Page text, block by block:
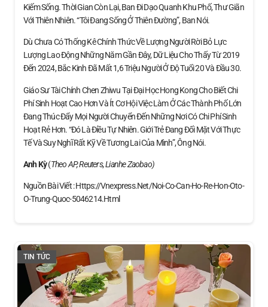
Kiếm Sống. Thời Gian Còn Lại, Ban Đi Dạo Quanh Khu Phố, Thư Giãn
Với Thiên Nhiên. “Tôi Đang Sống Ở Thiên Đường”, Ban Nói.
Dù Chưa Có Thống Kê Chính Thức Về Lượng Người Rời Bỏ Lực
Lượng Lao Động Những Năm Gần Đây, Dữ Liệu Cho Thấy Từ 2019
Đến 2024, Bắc Kinh Đã Mất 1,6 Triệu Người Ở Độ Tuổi 20 Và Đầu 30.
Giáo Sư Tài Chính Chen Zhiwu Tại Đại Học Hong Kong Cho Biết Chi
Phí Sinh Hoạt Cao Hơn Và Ít Cơ Hội Việc Làm Ở Các Thành Phố Lớn
Đang Thúc Đẩy Mọi Người Chuyển Đến Những Nơi Có Chi Phí Sinh
Hoạt Rẻ Hơn. “Đó Là Điều Tự Nhiên. Giới Trẻ Đang Đối Mặt Với Thực
Tế Và Suy Nghĩ Rất Kỹ Về Tương Lai Của Mình”, Ông Nói.
Anh Kỳ(Theo AP, Reuters, Lianhe Zaobao)
Nguồn Bài Viết : Https://vnexpress.net/noi-Co-Can-Ho-Re-Hon-Oto-
O-Trung-Quoc-5046214.html
TIN TỨC